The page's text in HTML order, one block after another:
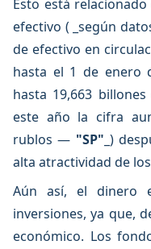
Esto está
efectivo ( _según
de efectivo en
hasta el 1 de enero
hasta 19,663
este año la cifra
rublos — "SP" _)
alta atractividad de
Aún así, el dinero
inversiones, ya que,
económico. Los